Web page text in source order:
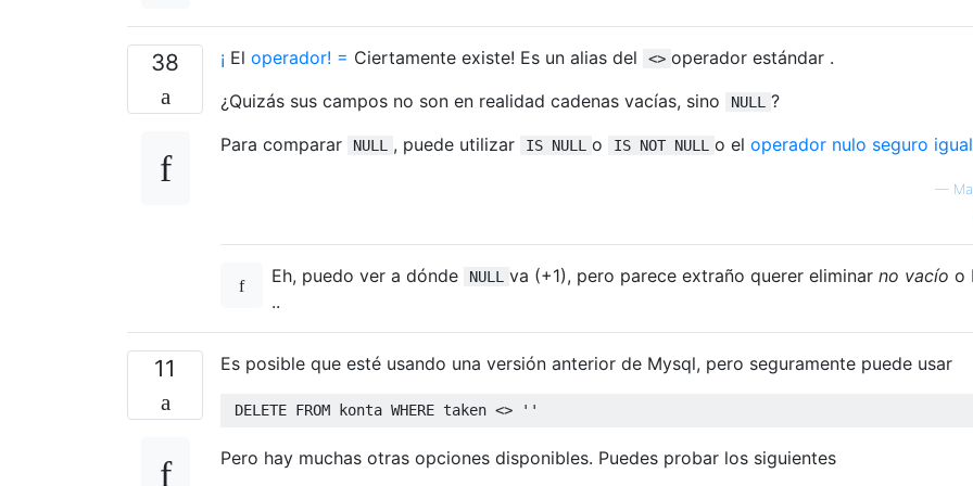
38 ¡ El operador! = Ciertamente existe! Es un alias del <> operador estándar .
¿Quizás sus campos no son en realidad cadenas vacías, sino
NULL
?
Para comparar
NULL , puede utilizar IS NULL o IS NOT NULL o el operador nulo seguro igual
—
Eh, puedo ver a dónde NULL va (+1), pero parece extraño querer eliminar no vacío o
..
11 Es posible que esté usando una versión anterior de Mysql, pero seguramente puede usar
DELETE FROM konta WHERE taken <> ''
Pero hay muchas otras opciones disponibles. Puedes probar los siguientes